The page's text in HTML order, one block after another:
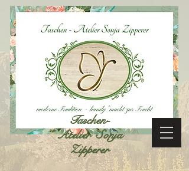
Taschen-
Atelier Sonja
Zipperer